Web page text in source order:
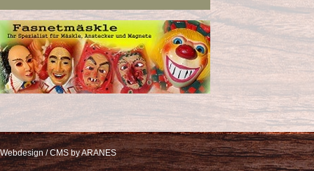
Webdesign / CMS by ARANES